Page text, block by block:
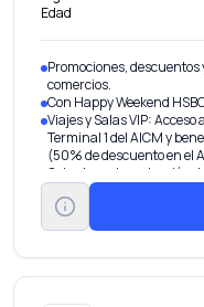
Edad
Promociones, descuentos
comercios.
Con Happy Weekend
Viajes y Salas VIP:
Terminal 1 del AICM y
(50% de descuento en el
Cobertura de protección
autos alquilados.
Protección de compras.
de los 180 días de la compra.
otra tienda en el mismo
Garantía extendida.